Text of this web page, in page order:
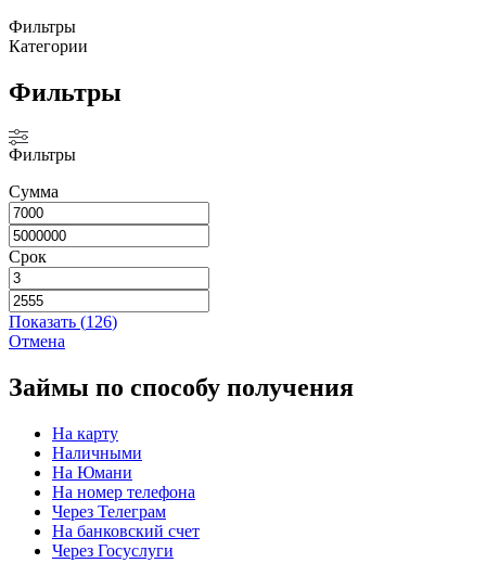
Фильтры
Категории
Фильтры
Фильтры
Сумма
Срок
Показать (126)
Отмена
Займы по способу получения
На карту
Наличными
На Юмани
На номер телефона
Через Телеграм
На банковский счет
Через Госуслуги